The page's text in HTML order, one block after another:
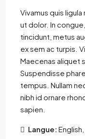
Vivamus quis
ut dolor. In
tincidunt, metus
ex sem ac turpis.
Maecenas aliquet
Suspendisse
tempus. Nullam
nibh id ornare
sapien.
Langue: